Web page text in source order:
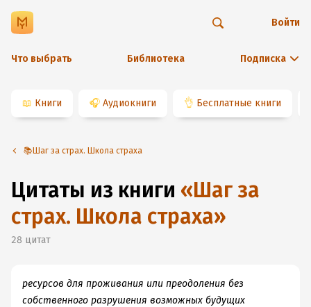
Что выбрать Библиотека Подписка
Войти
📖 Книги 🎧 Аудиокниги 👌 Бесплатные книги
📚Шаг за страх. Школа страха
Цитаты из книги «Шаг за
страх. Школа страха»
28 цитат
ресурсов для проживания или преодоления без
собственного разрушения возможных будущих